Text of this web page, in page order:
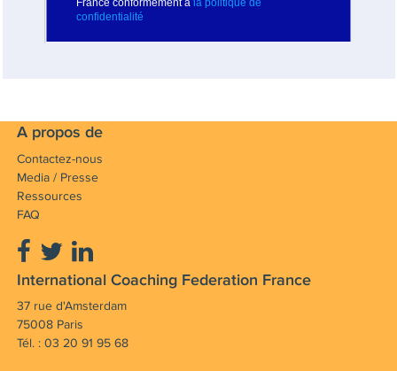
A propos de
Contactez-nous
Media / Presse
Ressources
FAQ
International Coaching Federation France
37 rue d'Amsterdam
75008 Paris
Tél. : 03 20 91 95 68